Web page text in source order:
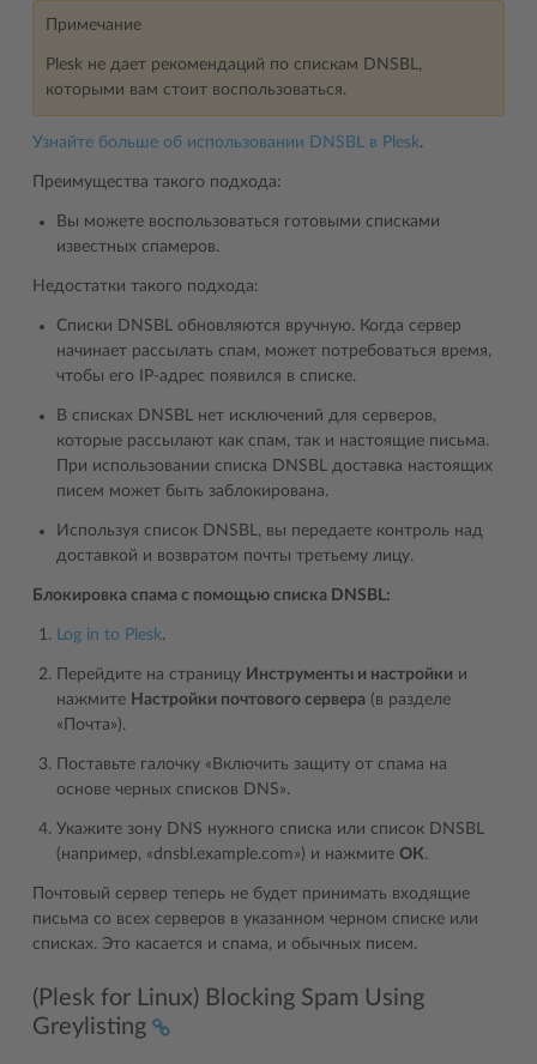
Примечание
Plesk не дает рекомендаций по спискам DNSBL,
которыми вам стоит воспользоваться.
Узнайте больше об использовании DNSBL в Plesk.
Преимущества такого подхода:
Вы можете воспользоваться готовыми списками
известных спамеров.
Недостатки такого подхода:
Списки DNSBL обновляются вручную. Когда сервер
начинает рассылать спам, может потребоваться время,
чтобы его IP-адрес появился в списке.
В списках DNSBL нет исключений для серверов,
которые рассылают как спам, так и настоящие письма.
При использовании списка DNSBL доставка настоящих
писем может быть заблокирована.
Используя список DNSBL, вы передаете контроль над
доставкой и возвратом почты третьему лицу.
Блокировка спама с помощью списка DNSBL:
Log in to Plesk.
Перейдите на страницу Инструменты и настройки и
нажмите Настройки почтового сервера (в разделе
«Почта»).
Поставьте галочку «Включить защиту от спама на
основе черных списков DNS».
Укажите зону DNS нужного списка или список DNSBL
(например, «dnsbl.example.com») и нажмите ОК.
Почтовый сервер теперь не будет принимать входящие
письма со всех серверов в указанном черном списке или
списках. Это касается и спама, и обычных писем.
(Plesk for Linux) Blocking Spam Using
Greylisting